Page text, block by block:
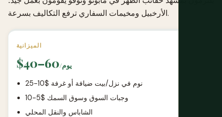
الأرخبيل ومخيمات السفاري ترفع التكاليف بسرعة.
الميزانية
$40–60 /يوم
نوم في نزل/بيت ضيافة أو غرفة $10-25
وجبات السوق وسوق السمك $5-10
الشاباس والنقل المحلي